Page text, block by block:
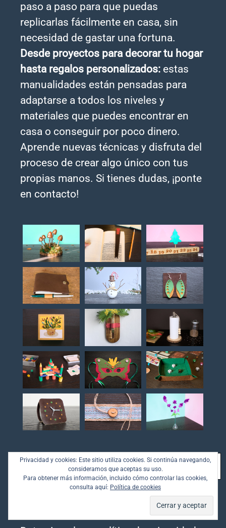
paso a paso para que puedas
replicarlas fácilmente en casa, sin
necesidad de gastar una fortuna.
Desde proyectos para decorar tu hogar
hasta regalos personalizados: estas
manualidades están pensadas para
adaptarse a todos los niveles y
materiales que puedes encontrar en
casa o conseguir por poco dinero.
Aprende nuevas técnicas y disfruta del
proceso de crear algo único con tus
propias manos. Si tienes dudas, ¡ponte
en contacto!
Buscar
BUSCAR
Privacidad y cookies: Este sitio utiliza cookies. Si continúa navegando,
consideramos que aceptas su uso.
Para obtener más información, incluido cómo controlar las cookies,
consulta aquí: Política de cookies